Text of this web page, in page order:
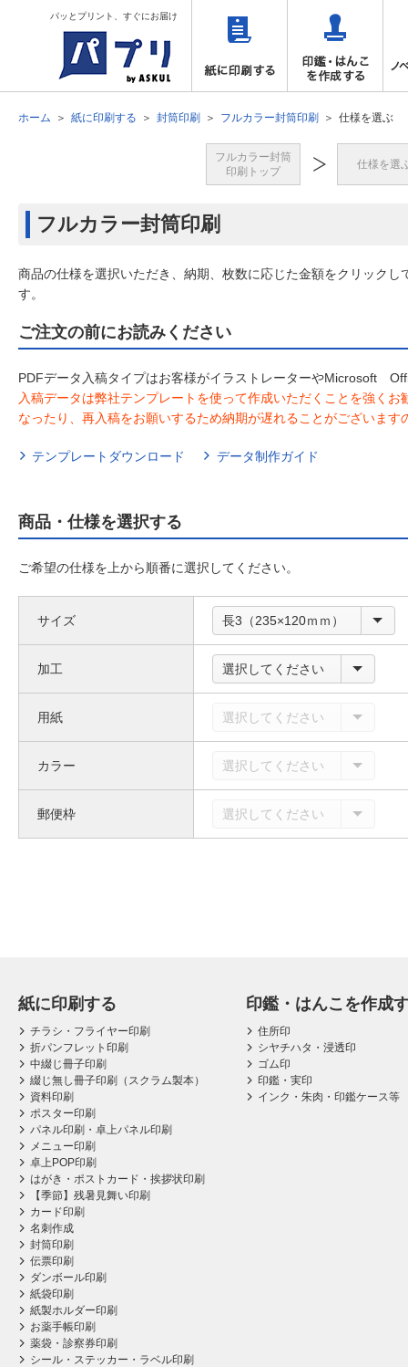
パッとプリント、すぐにお届け
ホーム 紙に印刷する 封筒印刷 フルカラー封筒印刷 仕様を選ぶ
フルカラー封筒
印刷トップ
仕様を選
フルカラー封筒印刷
商品の仕様を選択いただき、納期、枚数に応じた金額をクリック
す。
ご注文の前にお読みください
PDFデータ入稿タイプはお客様がイラストレーターやMicrosoft
入稿データは弊社テンプレートを使って作成いただくことを強く
なったり、再入稿をお願いするため納期が遅れることがございます
テンプレートダウンロード データ制作ガイド
商品・仕様を選択する
ご希望の仕様を上から順番に選択してください。
サイズ 長3（235×120ｍｍ）
加工 選択してください
用紙 選択してください
カラー 選択してください
郵便枠 選択してください
紙に印刷する
チラシ・フライヤー印刷
折パンフレット印刷
中綴じ冊子印刷
綴じ無し冊子印刷（スクラム製本）
資料印刷
ポスター印刷
パネル印刷・卓上パネル印刷
メニュー印刷
卓上POP印刷
はがき・ポストカード・挨拶状印刷
【季節】残暑見舞い印刷
カード印刷
名刺作成
封筒印刷
伝票印刷
ダンボール印刷
紙袋印刷
紙製ホルダー印刷
お薬手帳印刷
薬袋・診察券印刷
シール・ステッカー・ラベル印刷
印鑑・はんこを作成
住所印
シヤチハタ・浸透印
ゴム印
印鑑・実印
インク・朱肉・印鑑ケース等